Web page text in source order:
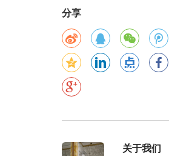
分享
关于我们